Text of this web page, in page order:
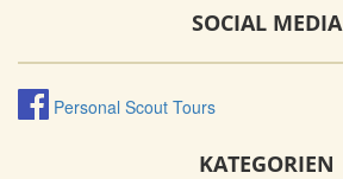
SOCIAL MEDIA
Personal Scout Tours
KATEGORIEN